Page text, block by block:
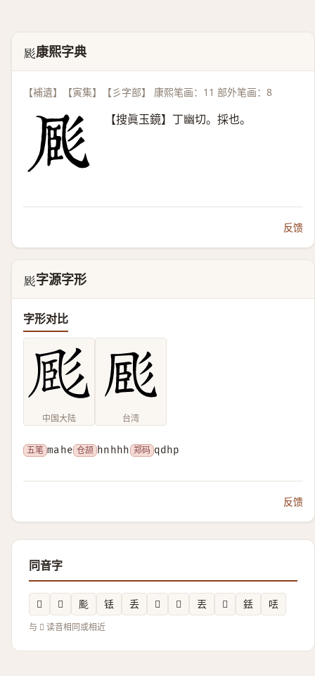
𢒝 康熙字典
【補遺】【寅集】【彡字部】 康熙笔画：11 部外笔画：8
【搜眞玉鏡】丁幽切。採也。
反馈
𢒝 字源字形
字形对比
中国大陆 台湾
五笔 mahe 仓颉 hnhhh 郑码 qdhp
反馈
同音字
𬻅 𫟮 颩 铥 丢 𪦸 𦴵 丟 𱽝 銩 𠲍
与 𢒝 读音相同或相近